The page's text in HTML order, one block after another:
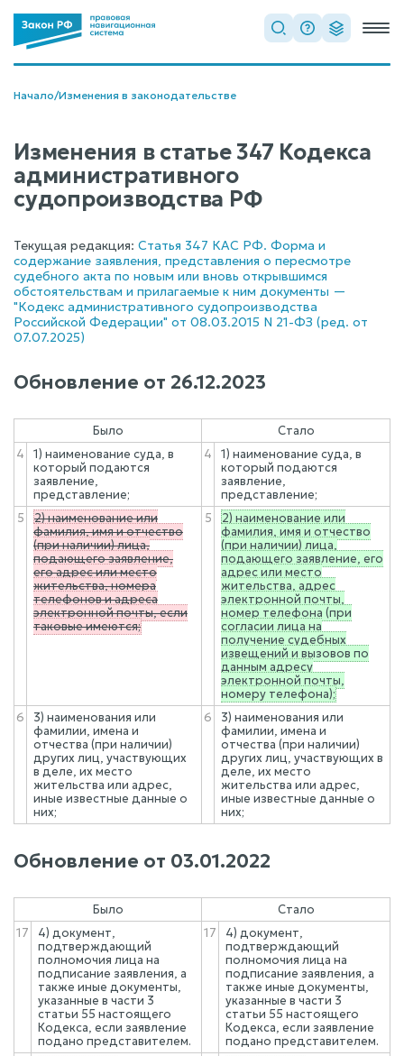
Начало/Изменения в законодательстве
Изменения в статье 347 Кодекса
административного
судопроизводства РФ
Текущая редакция: Статья 347 КАС РФ. Форма и
содержание заявления, представления о пересмотре
судебного акта по новым или вновь открывшимся
обстоятельствам и прилагаемые к ним документы —
"Кодекс административного судопроизводства
Российской Федерации" от 08.03.2015 N 21-ФЗ (ред. от
07.07.2025)
Обновление от 26.12.2023
Было
Стало
4
1) наименование суда, в
который подаются
заявление,
представление;
4
1) наименование суда, в
который подаются
заявление,
представление;
5
2) наименование или
фамилия, имя и отчество
(при наличии) лица,
подающего заявление,
его адрес или место
жительства, номера
телефонов и адреса
электронной почты, если
таковые имеются;
5
2) наименование или
фамилия, имя и отчество
(при наличии) лица,
подающего заявление, его
адрес или место
жительства, адрес
электронной почты,
номер телефона (при
согласии лица на
получение судебных
извещений и вызовов по
данным адресу
электронной почты,
номеру телефона);
6
3) наименования или
фамилии, имена и
отчества (при наличии)
других лиц, участвующих
в деле, их место
жительства или адрес,
иные известные данные о
них;
6
3) наименования или
фамилии, имена и
отчества (при наличии)
других лиц, участвующих в
деле, их место
жительства или адрес,
иные известные данные о
них;
Обновление от 03.01.2022
Было
Стало
17
4) документ,
подтверждающий
полномочия лица на
подписание заявления, а
также иные документы,
указанные в части 3
статьи 55 настоящего
Кодекса, если заявление
подано представителем.
17
4) документ,
подтверждающий
полномочия лица на
подписание заявления, а
также иные документы,
указанные в части 3
статьи 55 настоящего
Кодекса, если заявление
подано представителем.